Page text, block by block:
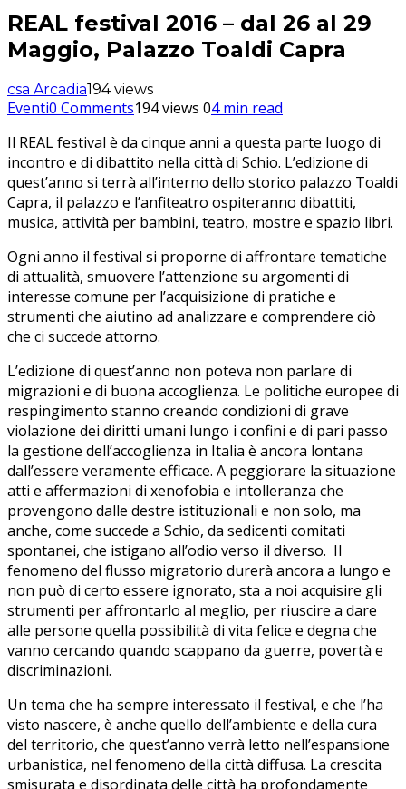
REAL festival 2016 – dal 26 al 29
Maggio, Palazzo Toaldi Capra
csa Arcadia194 views
Eventi0 Comments194 views 04 min read
Il REAL festival è da cinque anni a questa parte luogo di
incontro e di dibattito nella città di Schio. L’edizione di
quest’anno si terrà all’interno dello storico palazzo Toaldi
Capra, il palazzo e l’anfiteatro ospiteranno dibattiti,
musica, attività per bambini, teatro, mostre e spazio libri.
Ogni anno il festival si proporne di affrontare tematiche
di attualità, smuovere l’attenzione su argomenti di
interesse comune per l’acquisizione di pratiche e
strumenti che aiutino ad analizzare e comprendere ciò
che ci succede attorno.
L’edizione di quest’anno non poteva non parlare di
migrazioni e di buona accoglienza. Le politiche europee di
respingimento stanno creando condizioni di grave
violazione dei diritti umani lungo i confini e di pari passo
la gestione dell’accoglienza in Italia è ancora lontana
dall’essere veramente efficace. A peggiorare la situazione
atti e affermazioni di xenofobia e intolleranza che
provengono dalle destre istituzionali e non solo, ma
anche, come succede a Schio, da sedicenti comitati
spontanei, che istigano all’odio verso il diverso. Il
fenomeno del flusso migratorio durerà ancora a lungo e
non può di certo essere ignorato, sta a noi acquisire gli
strumenti per affrontarlo al meglio, per riuscire a dare
alle persone quella possibilità di vita felice e degna che
vanno cercando quando scappano da guerre, povertà e
discriminazioni.
Un tema che ha sempre interessato il festival, e che l’ha
visto nascere, è anche quello dell’ambiente e della cura
del territorio, che quest’anno verrà letto nell’espansione
urbanistica, nel fenomeno della città diffusa. La crescita
smisurata e disordinata delle città ha profondamente